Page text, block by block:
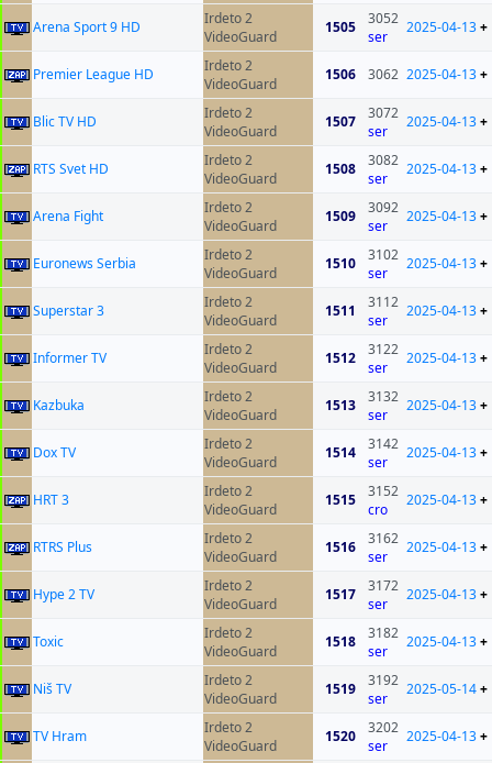
Arena Sport 9 HD
Irdeto 2
VideoGuard
1505
3052
ser
2025-04-13+
Premier League HD
Irdeto 2
VideoGuard
1506 3062 2025-04-13+
Blic TV HD
Irdeto 2
VideoGuard
1507
3072
ser
2025-04-13+
RTS Svet HD
Irdeto 2
VideoGuard
1508
3082
ser
2025-04-13+
Arena Fight
Irdeto 2
VideoGuard
1509
3092
ser
2025-04-13+
Euronews Serbia
Irdeto 2
VideoGuard
1510
3102
ser
2025-04-13+
Superstar 3
Irdeto 2
VideoGuard
1511
3112
ser
2025-04-13+
Informer TV
Irdeto 2
VideoGuard
1512
3122
ser
2025-04-13+
Kazbuka
Irdeto 2
VideoGuard
1513
3132
ser
2025-04-13+
Dox TV
Irdeto 2
VideoGuard
1514
3142
ser
2025-04-13+
HRT 3
Irdeto 2
VideoGuard
1515
3152
cro
2025-04-13+
RTRS Plus
Irdeto 2
VideoGuard
1516
3162
ser
2025-04-13+
Hype 2 TV
Irdeto 2
VideoGuard
1517
3172
ser
2025-04-13+
Toxic
Irdeto 2
VideoGuard
1518
3182
ser
2025-04-13+
Niš TV
Irdeto 2
VideoGuard
1519
3192
ser
2025-05-14+
TV Hram
Irdeto 2
VideoGuard
1520
3202
ser
2025-04-13+